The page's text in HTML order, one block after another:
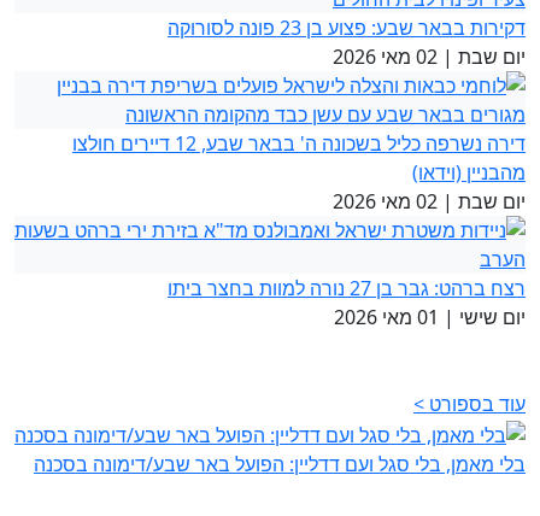
דקירות בבאר שבע: פצוע בן 23 פונה לסורוקה
יום שבת | 02 מאי 2026
דירה נשרפה כליל בשכונה ה' בבאר שבע, 12 דיירים חולצו
מהבניין (וידאו)
יום שבת | 02 מאי 2026
רצח ברהט: גבר בן 27 נורה למוות בחצר ביתו
יום שישי | 01 מאי 2026
עוד בספורט >
בלי מאמן, בלי סגל ועם דדליין: הפועל באר שבע/דימונה בסכנה